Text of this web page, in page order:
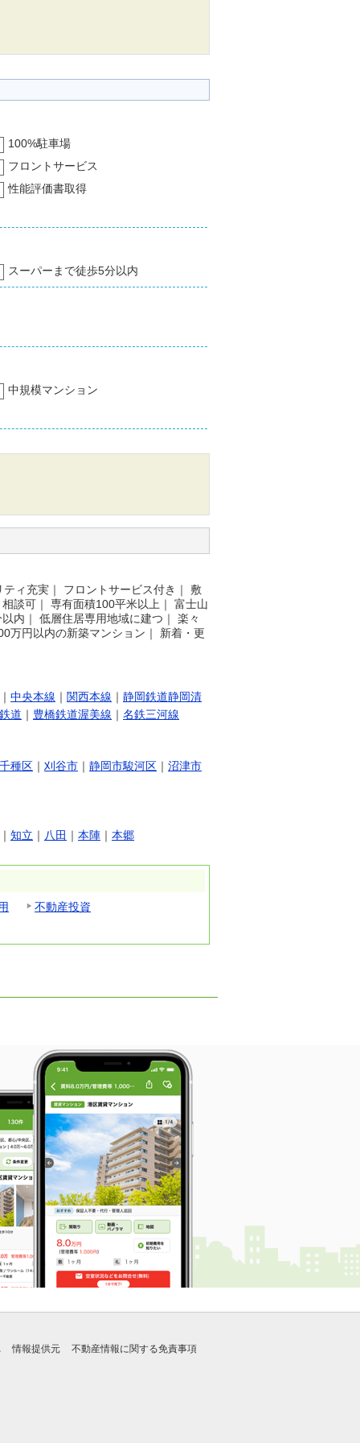
100%駐車場
フロントサービス
性能評価書取得
スーパーまで徒歩5分以内
中規模マンション
ティ充実 ｜ フロントサービス付き ｜ 敷
談可 ｜ 専有面積100平米以上 ｜ 富士山
内 ｜ 低層住居専用地域に建つ ｜ 楽々
万円以内の新築マンション ｜ 新着・更
｜ 中央本線 ｜ 関西本線 ｜ 静岡鉄道静岡清
道 ｜ 豊橋鉄道渥美線 ｜ 名鉄三河線
種区 ｜ 刈谷市 ｜ 静岡市駿河区 ｜ 沼津市
｜ 知立 ｜ 八田 ｜ 本陣 ｜ 本郷
不動産投資
情報提供元 不動産情報に関する免責事項